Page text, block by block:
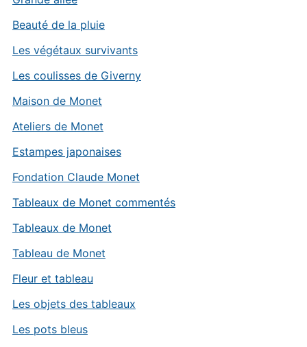
Beauté de la pluie
Les végétaux survivants
Les coulisses de Giverny
Maison de Monet
Ateliers de Monet
Estampes japonaises
Fondation Claude Monet
Tableaux de Monet commentés
Tableaux de Monet
Tableau de Monet
Fleur et tableau
Les objets des tableaux
Les pots bleus